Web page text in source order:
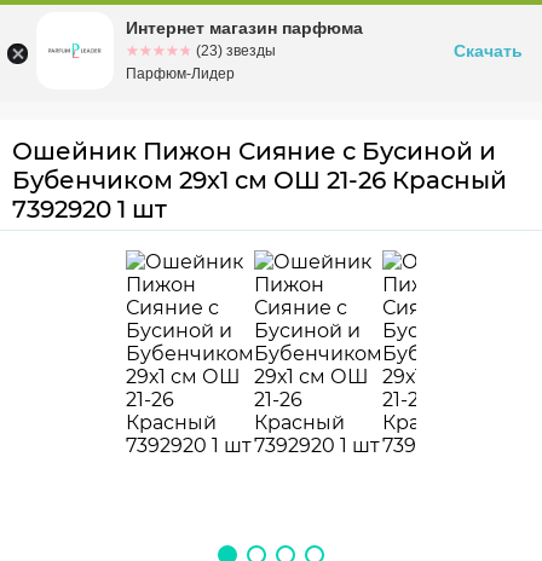
Омскул. Заозерная, 11, к. 1
Ошейник Пижон Сияние с Бусиной и
Бубенчиком 29х1 см ОШ 21-26 Красный
7392920 1 шт
Интернет магазин парфюма
☆☆☆☆☆
★★★★★ (23) звезды
Парфюм-Лидер
Скачать